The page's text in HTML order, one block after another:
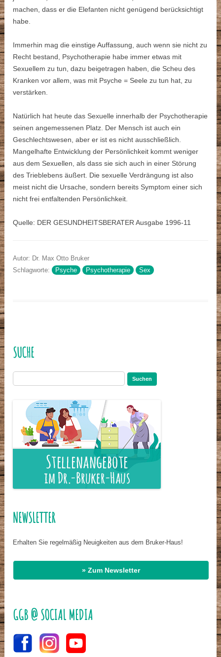
machen, dass er die Elefanten nicht genügend berücksichtigt
habe.
Immerhin mag die einstige Auffassung, auch wenn sie nicht zu
Recht bestand, Psychotherapie habe immer etwas mit
Sexuellem zu tun, dazu beigetragen haben, die Scheu des
Kranken vor allem, was mit Psyche = Seele zu tun hat, zu
verstärken.
Natürlich hat heute das Sexuelle innerhalb der Psychotherapie
seinen angemessenen Platz. Der Mensch ist auch ein
Geschlechtswesen, aber er ist es nicht ausschließlich.
Mangelhafte Entwicklung der Persönlichkeit kommt weniger
aus dem Sexuellen, als dass sie sich auch in einer Störung
des Trieblebens äußert. Die sexuelle Verdrängung ist also
meist nicht die Ursache, sondern bereits Symptom einer sich
nicht frei entfaltenden Persönlichkeit.
Quelle: DER GESUNDHEITSBERATER Ausgabe 1996-11
Autor: Dr. Max Otto Bruker
Schlagworte: Psyche Psychotherapie Sex
SUCHE
nach:
NEWSLETTER
Erhalten Sie regelmäßig Neuigkeiten aus dem Bruker-Haus!
» Zum Newsletter
GGB @ SOCIAL MEDIA